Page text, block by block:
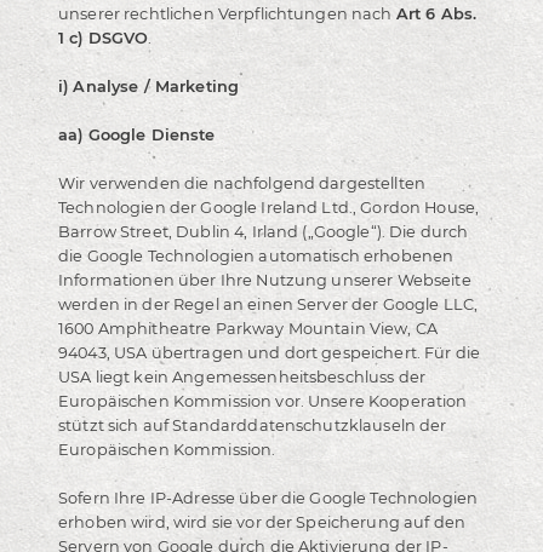
unserer rechtlichen Verpflichtungen nach Art 6 Abs.
1 c) DSGVO.
i) Analyse / Marketing
aa) Google Dienste
Wir verwenden die nachfolgend dargestellten
Technologien der Google Ireland Ltd., Gordon House,
Barrow Street, Dublin 4, Irland („Google“). Die durch
die Google Technologien automatisch erhobenen
Informationen über Ihre Nutzung unserer Webseite
werden in der Regel an einen Server der Google LLC,
1600 Amphitheatre Parkway Mountain View, CA
94043, USA übertragen und dort gespeichert. Für die
USA liegt kein Angemessenheitsbeschluss der
Europäischen Kommission vor. Unsere Kooperation
stützt sich auf Standarddatenschutzklauseln der
Europäischen Kommission.
Sofern Ihre IP-Adresse über die Google Technologien
erhoben wird, wird sie vor der Speicherung auf den
Servern von Google durch die Aktivierung der IP-